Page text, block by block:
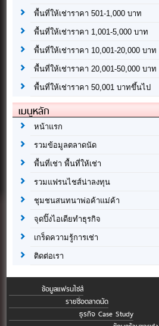
พื้นที่ให้เช่าราคา 501-1,000 บาท
พื้นที่ให้เช่าราคา 1,001-5,000 บาท
พื้นที่ให้เช่าราคา 10,001-20,000 บาท
พื้นที่ให้เช่าราคา 20,001-50,000 บาท
พื้นที่ให้เช่าราคา 50,001 บาทขึ้นไป
เมนูหลัก
หน้าแรก
รวมข้อมูลตลาดนัด
พื้นที่เช่า พื้นที่ให้เช่า
รวมแฟรนไชส์น่าลงทุน
ชุมชนสนทนาพ่อค้าแม่ค้า
จุดปิ๊งไอเดียทำธุรกิจ
เกร็ดความรู้การเช่า
ติดต่อเรา
ข้อมูลแฟรนไชส์
รายชื่อตลาดนัด
ธุรกิจ Case Study